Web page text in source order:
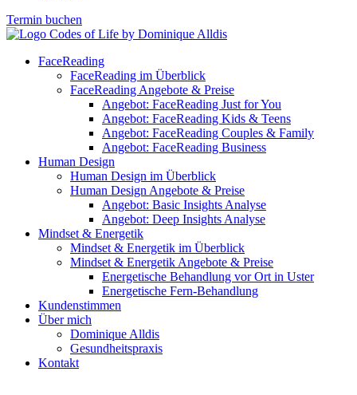
Termin buchen
FaceReading
FaceReading im Überblick
FaceReading Angebote & Preise
Angebot: FaceReading Just for You
Angebot: FaceReading Kids & Teens
Angebot: FaceReading Couples & Family
Angebot: FaceReading Business
Human Design
Human Design im Überblick
Human Design Angebote & Preise
Angebot: Basic Insights Analyse
Angebot: Deep Insights Analyse
Mindset & Energetik
Mindset & Energetik im Überblick
Mindset & Energetik Angebote & Preise
Energetische Behandlung vor Ort in Uster
Energetische Fern-Behandlung
Kundenstimmen
Über mich
Dominique Alldis
Gesundheitspraxis
Kontakt